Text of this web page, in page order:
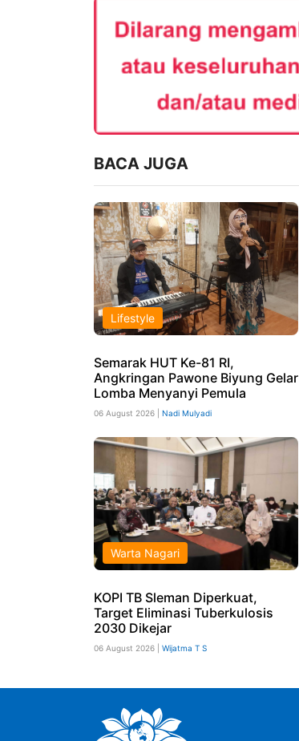
BACA JUGA
Lifestyle
Semarak HUT Ke-81 RI,
Angkringan Pawone Biyung Gelar
Lomba Menyanyi Pemula
06 August 2026 | Nadi Mulyadi
Warta Nagari
KOPI TB Sleman Diperkuat,
Target Eliminasi Tuberkulosis
2030 Dikejar
06 August 2026 | Wijatma T S